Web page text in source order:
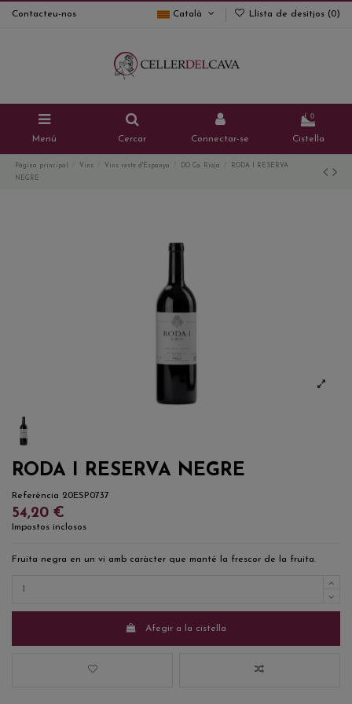
Contacteu-nos Català Llista de desitjos (0)
Menú Cercar Connectar-se
0
Cistella
Pàgina principal Vins Vins reste d'Espanya DO Ca. Rioja
RODA I RESERVA
NEGRE
RODA I RESERVA NEGRE
Referència 20ESP0737
54,20 €
Impostos inclosos
Fruita negra en un vi amb caràcter que manté la frescor de la fruita.
Afegir a la cistella